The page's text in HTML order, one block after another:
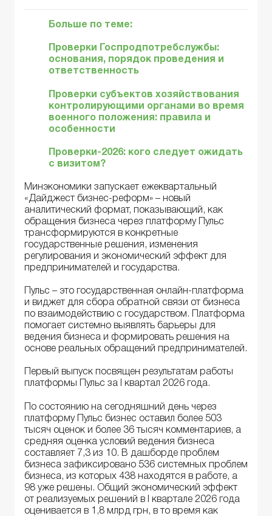
Больше по теме:
Проверки Госпродпотребслужбы:
основания, порядок проведения и
ответственность
Проверки субъектов хозяйствования
контролирующими органами во время
военного положения: правила и
особенности
Проверки-2026: кого следует ожидать
с визитом?
Минэкономики запускает ежеквартальный
«Дайджест бизнес-реформ» – новый
аналитический формат, показывающий, как
обращения бизнеса через платформу Пульс
трансформируются в конкретные
государственные решения, изменения
регулирования и экономический эффект для
предпринимателей и государства.
Пульс – это государственная онлайн-платформа
и виджет для сбора обратной связи от бизнеса
по взаимодействию с государством. Платформа
помогает системно выявлять барьеры для
ведения бизнеса и формировать решения на
основе реальных обращений предпринимателей.
Первый выпуск посвящен результатам работы
платформы Пульс за I квартал 2026 года.
По состоянию на сегодняшний день через
платформу Пульс бизнес оставил более 503
тысяч оценок и более 36 тысяч комментариев, а
средняя оценка условий ведения бизнеса
составляет 7,3 из 10. В дашборде проблем
бизнеса зафиксировано 536 системных проблем
бизнеса, из которых 438 находятся в работе, а
98 уже решены. Общий экономический эффект
от реализуемых решений в I квартале 2026 года
оценивается в 1,8 млрд грн, в то время как